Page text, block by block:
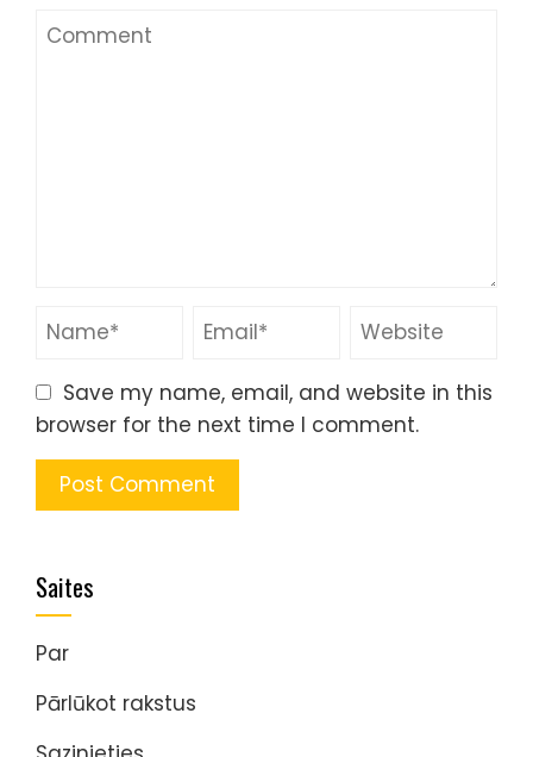
Save my name, email, and website in this
browser for the next time I comment.
Saites
Par
Pārlūkot rakstus